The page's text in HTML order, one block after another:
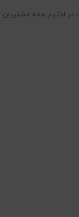
اختیار همه مشتریان